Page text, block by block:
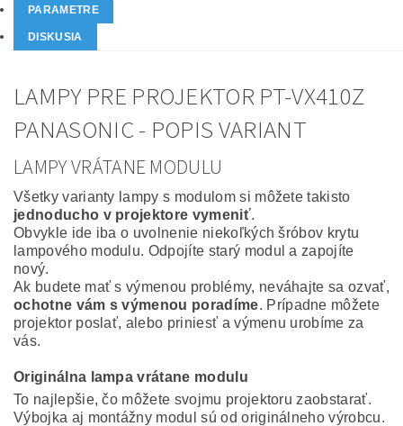
PARAMETRE
DISKUSIA
LAMPY PRE PROJEKTOR PT-VX410Z
PANASONIC - POPIS VARIANT
LAMPY VRÁTANE MODULU
Všetky varianty lampy s modulom si môžete takisto
jednoducho v projektore vymeniť.
Obvykle ide iba o uvolnenie niekoľkých šróbov krytu
lampového modulu. Odpojíte starý modul a zapojíte
nový.
Ak budete mať s výmenou problémy, neváhajte sa ozvať,
ochotne vám s výmenou poradíme. Prípadne môžete
projektor poslať, alebo priniesť a výmenu urobíme za
vás.
Originálna lampa vrátane modulu
To najlepšie, čo môžete svojmu projektoru zaobstarať.
Výbojka aj montážny modul sú od originálneho výrobcu.